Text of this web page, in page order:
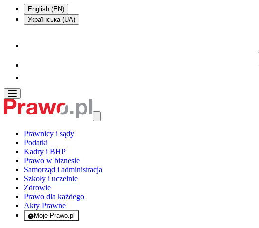
English (EN)
Українська (UA)
Prawnicy i sądy
Podatki
Kadry i BHP
Prawo w biznesie
Samorząd i administracja
Szkoły i uczelnie
Zdrowie
Prawo dla każdego
Akty Prawne
Moje Prawo.pl
- rejestracja i logowanie do serwisu